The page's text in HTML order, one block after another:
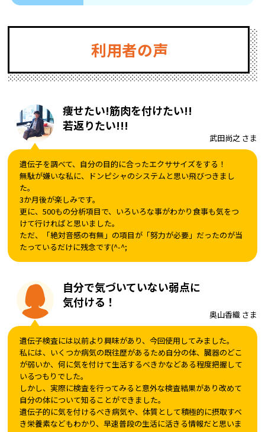
利用者の声
痩せたい!筋肉を付けたい!!
若返りたい!!!
武田尚之 さま
遺伝子を調べて、自分の目的に合ったエクササイズをする！
無駄が嫌いな私に、ドンピシャのシステムと思い飛びつきまし
た。
3か月後が楽しみです。
更に、500もの分析項目で、いろいろな事がわかり食事も気をつ
けて行ければと思いました。
ただ、「絶対音感の有無」の項目が「努力が必要」だったのが当
たっているだけに残念です(^-^;
自分で気づいていない弱点に
気付ける！
奥山香織 さま
遺伝子検査には以前より興味があり、今回使用してみました。
私には、いくつか病気の既往歴があるため自分の体、臓器のどこ
が弱いか、何に気を付けて生活するべきかなどある程度把握して
いるつもりでした。
しかし、実際に検査を行ってみると意外な検査結果があり改めて
自分の体について知ることができました。
遺伝子的に気を付けるべき病気や、体質として積極的に摂取すべ
き栄養素などもわかり、早速普段の生活に活きる情報だと思いま